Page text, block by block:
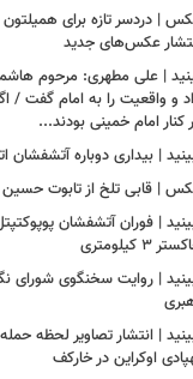
| دردسر تازه برای همیلتون
عکس‌های جدید
| علی مطهری: مرحوم
و واقعیت را به امام گفت /
کنار امام خمینی بودند...
| بیداری دوباره آتشفشان
| قابی تلخ از تابوت حسین
| فوران آتشفشان
۳ کیلومتری
| روایت سخنگوی شورای
| انتشار تصاویر لحظه
اوکراین در خارکف